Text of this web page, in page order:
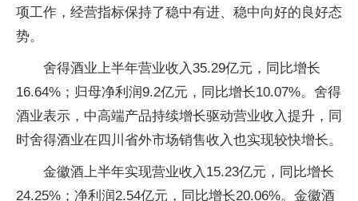
项工作，经营指标保持了稳中有进、稳中向好的良好态
势。
舍得酒业上半年营业收入35.29亿元，同比增长
16.64%；归母净利润9.2亿元，同比增长10.07%。舍得
酒业表示，中高端产品持续增长驱动营业收入提升，同
时舍得酒业在四川省外市场销售收入也实现较快增长。
金徽酒上半年实现营业收入15.23亿元，同比增长
24.25%；净利润2.54亿元，同比增长20.06%。金徽酒